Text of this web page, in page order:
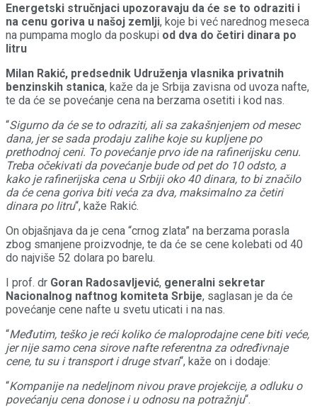
Energetski stručnjaci upozoravaju da će se to odraziti i
na cenu goriva u našoj zemlji, koje bi već narednog meseca
na pumpama moglo da poskupi od dva do četiri dinara po
litru
Milan Rakić, predsednik Udruženja vlasnika privatnih
benzinskih stanica, kaže da je Srbija zavisna od uvoza nafte,
te da će se povećanje cena na berzama osetiti i kod nas.
“Sigurno da će se to odraziti, ali sa zakašnjenjem od mesec
dana, jer se sada prodaju zalihe koje su kupljene po
prethodnoj ceni. To povećanje prvo ide na rafinerijsku cenu.
Treba očekivati da povećanje bude od pet do 10 odsto, a
kako je rafinerijska cena u Srbiji oko 40 dinara, to bi značilo
da će cena goriva biti veća za dva, maksimalno za četiri
dinara po litru“, kaže Rakić.
On objašnjava da je cena “crnog zlata” na berzama porasla
zbog smanjene proizvodnje, te da će se cene kolebati od 40
do najviše 52 dolara po barelu.
I prof. dr Goran Radosavljević, generalni sekretar
Nacionalnog naftnog komiteta Srbije, saglasan je da će
povećanje cene nafte u svetu uticati i na nas.
“Međutim, teško je reći koliko će maloprodajne cene biti veće,
jer nije samo cena sirove nafte referentna za određivnaje
cene, tu su i transport i druge stvari“, kaže on i dodaje:
“Kompanije na nedeljnom nivou prave projekcije, a odluku o
povećanju cena donose i u odnosu na potražnju“.